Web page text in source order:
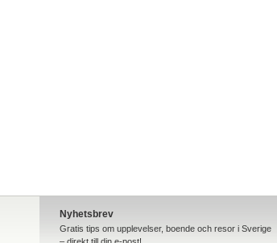
Nyhetsbrev
Gratis tips om upplevelser, boende och resor i Sverige